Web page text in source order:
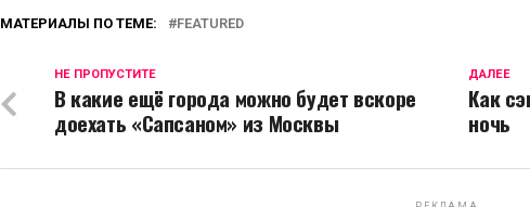
МАТЕРИАЛЫ ПО ТЕМЕ: FEATURED
ДАЛЕЕ
Как
ночь
НЕ ПРОПУСТИТЕ
В какие ещё города можно будет вскоре
доехать «Сапсаном» из Москвы